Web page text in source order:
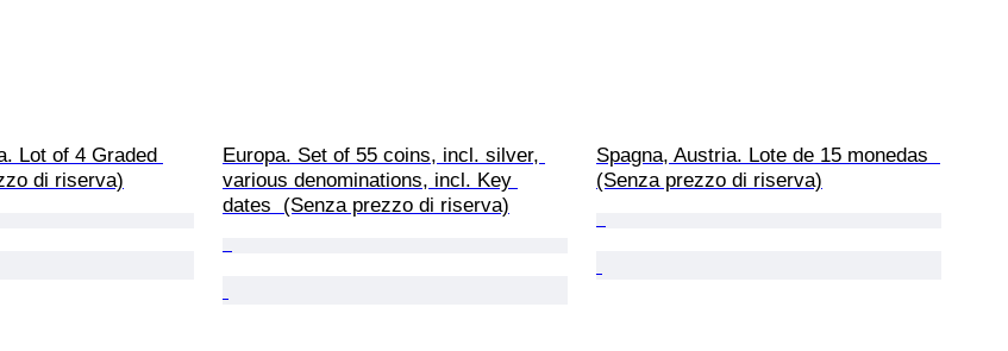
Lot of 4 Graded
di riserva)
Europa. Set of 55 coins, incl. silver,
various denominations, incl. Key
dates  (Senza prezzo di riserva)
Spagna, Austria. Lote de 15 monedas
(Senza prezzo di riserva)